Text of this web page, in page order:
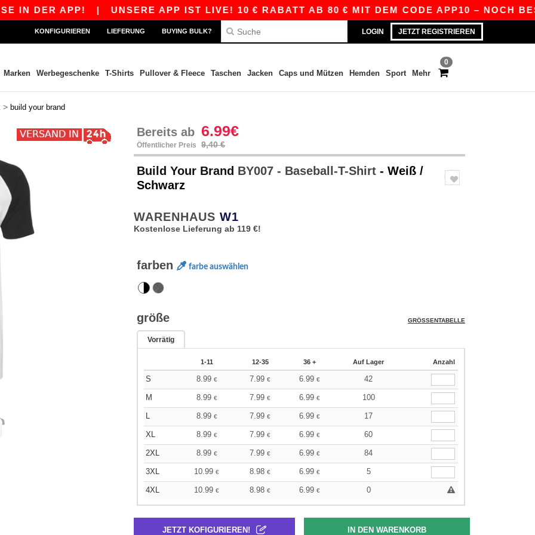
DER APP! |UNSERE APP IST LIVE! 10 € RABATT AB 80 € MIT DEM CODE APP10 – NOCH
LOGIN JETZT REGISTRIEREN
KONFIGURIEREN LIEFERUNG BUYING BULK?
0
Marken Werbegeschenke T-Shirts Pullover & Fleece Taschen Jacken Caps und Mützen Hemden Sport Mehr
> build your brand
Bereits ab 6.99€
Öffentlicher Preis 9,40 €
Build Your Brand BY007 - Baseball-T-Shirt - Weiß /
Schwarz
WARENHAUS W1
Kostenlose Lieferung ab 119 €!
farben farbe auswählen
größe GRÖSSENTABELLE
Vorrätig
1-11 12-35 36 + Auf Lager Anzahl
S 8.99 € 7.99 € 6.99 € 42
M 8.99 € 7.99 € 6.99 € 100
L 8.99 € 7.99 € 6.99 € 17
XL 8.99 € 7.99 € 6.99 € 60
2XL 8.99 € 7.99 € 6.99 € 84
3XL 10.99 € 8.98 € 6.99 € 5
4XL 10.99 € 8.98 € 6.99 € 0
JETZT KOFIGURIEREN!